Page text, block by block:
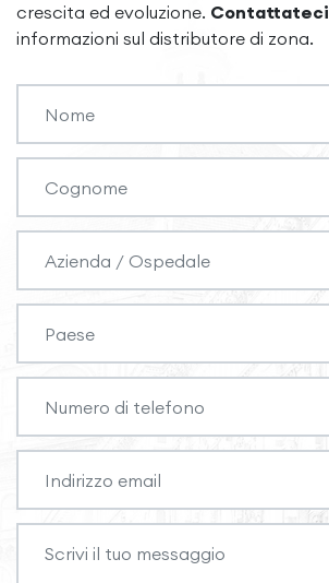
crescita ed evoluzione. Contattateci
informazioni sul distributore di zona.